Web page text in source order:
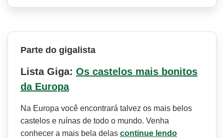
Parte do gigalista
Lista Giga: Os castelos mais bonitos
da Europa
Na Europa você encontrará talvez os mais belos
castelos e ruínas de todo o mundo. Venha
conhecer a mais bela delas continue lendo